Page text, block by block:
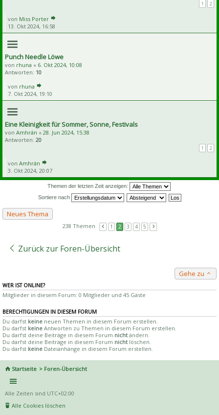
1 2
von Miss Porter
13. Okt 2024, 16:58
Punch Needle Löwe
von rhuna « 6. Okt 2024, 10:08
Antworten: 10
von rhuna
7. Okt 2024, 19:10
Eine Kleinigkeit für Sommer, Sonne, Festivals
von Amhrán « 28. Jun 2024, 15:38
Antworten: 20
1 2
von Amhrán
3. Okt 2024, 20:07
Themen der letzten Zeit anzeigen:
Sortiere nach
Neues Thema
238 Themen 1 2 3 4 5
Zurück zur Foren-Übersicht
Gehe zu
WER IST ONLINE?
Mitglieder in diesem Forum: 0 Mitglieder und 45 Gäste
BERECHTIGUNGEN IN DIESEM FORUM
Du darfst keine neuen Themen in diesem Forum erstellen.
Du darfst keine Antworten zu Themen in diesem Forum erstellen.
Du darfst deine Beiträge in diesem Forum nicht ändern.
Du darfst deine Beiträge in diesem Forum nicht löschen.
Du darfst keine Dateianhänge in diesem Forum erstellen.
Startseite Foren-Übersicht
Alle Zeiten sind UTC+02:00
Alle Cookies löschen